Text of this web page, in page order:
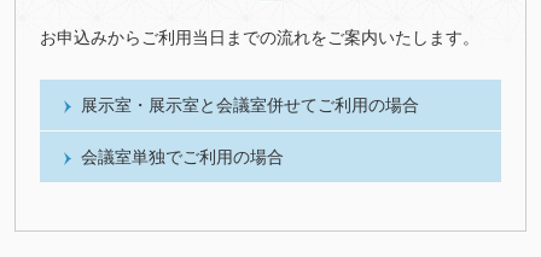
お申込みからご利用当日までの流れをご案内いたします。
展示室・展示室と会議室併せてご利用の場合
会議室単独でご利用の場合